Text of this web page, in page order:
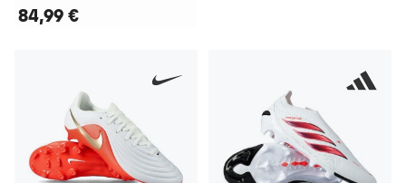
84,99 €